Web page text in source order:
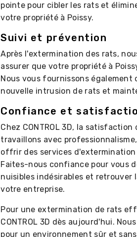
pointe pour cibler les rats et
votre propriété à Poissy.
Suivi et prévention
Après l'extermination des rats,
assurer que votre propriété à
Nous vous fournissons
nouvelle intrusion de rats et
Confiance et
Chez CONTROL 3D, la
travaillons avec
offrir des services
Faites-nous confiance pour vous
nuisibles indésirables et
votre entreprise.
Pour une extermination de rats
CONTROL 3D dès aujourd'hui.
pour un environnement sûr et